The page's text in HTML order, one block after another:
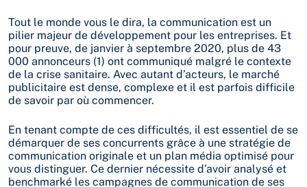
Tout le monde vous le dira, la communication est un
pilier majeur de développement pour les entreprises. Et
pour preuve, de janvier à septembre 2020, plus de 43
000 annonceurs (1) ont communiqué malgré le contexte
de la crise sanitaire. Avec autant d’acteurs, le marché
publicitaire est dense, complexe et il est parfois difficile
de savoir par où commencer.
En tenant compte de ces difficultés, il est essentiel de se
démarquer de ses concurrents grâce à une stratégie de
communication originale et un plan média optimisé pour
vous distinguer. Ce dernier nécessite d’avoir analysé et
benchmarké les campagnes de communication de ses